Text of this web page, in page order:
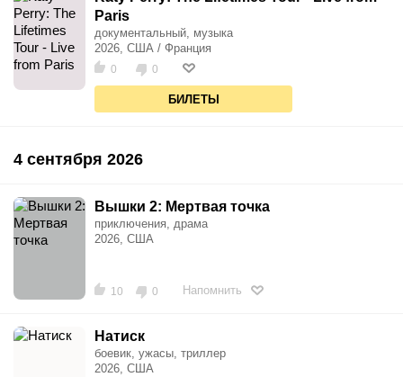
Paris
документальный, музыка
2026, США / Франция
0 0
БИЛЕТЫ
4 сентября 2026
Вышки 2: Мертвая точка
приключения, драма
2026, США
10 0 Напомнить
Натиск
боевик, ужасы, триллер
2026, США